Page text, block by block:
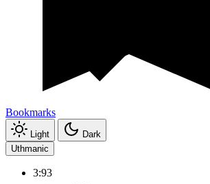
Bookmarks
Light
Dark
Uthmanic
3:93